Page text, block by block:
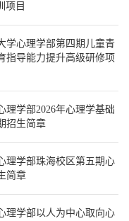
项目
学心理学部第四期儿童青
指导能力提升高级研修项
理学部2026年心理学基础
招生简章
理学部珠海校区第五期心
简章
理学部以人为中心取向心